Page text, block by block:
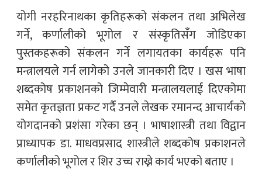
योगी नरहरिनाथका कृतिहरूको संकलन तथा अभिलेख
गर्ने, कर्णालीको भूगोल र संस्कृतिसँग जोडिएका
पुस्तकहरूको संकलन गर्ने लगायतका कार्यहरू पनि
मन्त्रालयले गर्न लागेको उनले जानकारी दिए । खस भाषा
शब्दकोष प्रकाशनको जिम्मेवारी मन्त्रालयलाई दिएकोमा
समेत कृतज्ञता प्रकट गर्दै उनले लेखक रमानन्द आचार्यको
योगदानको प्रशंसा गरेका छन् । भाषाशास्त्री तथा विद्वान
प्राध्यापक डा. माधवप्रसाद शास्त्रीले शब्दकोष प्रकाशनले
कर्णालीको भूगोल र शिर उच्च राख्ने कार्य भएको बताए ।